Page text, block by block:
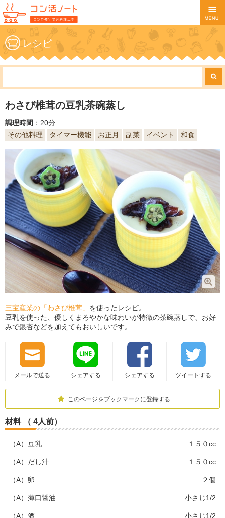
レシピ
わさび椎茸の豆乳茶碗蒸し
調理時間 ：20分
その他料理
タイマー機能 お正月 副菜 イベント 和食
三宝産業の「わさび椎茸」 を使ったレシピ。
豆乳を使った、優しくまろやかな味わいが特徴の茶碗蒸しで、お好
みで銀杏などを加えてもおいしいです。
メールで送る シェアする シェアする ツイートする
このページをブックマークに登録する
材料 （ 4人前）
（A）豆乳 １５０cc
（A）だし汁 １５０cc
（A）卵 ２個
（A）薄口醤油 小さじ1/2
（A）酒 小さじ1/2